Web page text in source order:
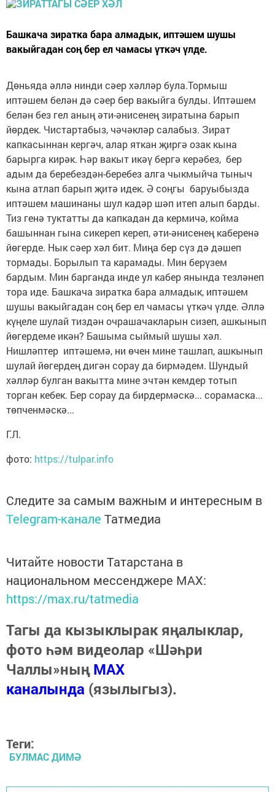
Башкача зиратка бара алмадык, иптәшем шушы
вакыйгадан соң бер ел чамасы үткәч үлде.
Дөньяда әллә нинди сәер хәлләр була.Тормыш
иптәшем белән дә сәер бер вакыйга булды. Иптәшем
белән без гел аның әти-әнисенең зиратына барып
йөрдек. Чистартабыз, чәчәкләр салабыз. Зират
капкасыннан кергәч, алар яткан җиргә озак кына
барырга кирәк. Һәр вакыт икәү бергә керәбез, бер
адым да беребездән-беребез алга чыкмыйча тыныч
кына атлап барып җитә идек. Ә соңгы баруыбызда
иптәшем машинаны шул кадәр шәп итеп алып барды.
Тиз генә туктатты да капкадан да кермичә, койма
башыннан гына сикереп кереп, әти-әнисенең каберенә
йөгерде. Нык сәер хәл бит. Миңа бер сүз дә дәшеп
тормады. Борылып та карамады. Мин берүзем
бардым. Мин барганда инде ул кабер янында тезләнеп
тора иде. Башкача зиратка бара алмадык, иптәшем
шушы вакыйгадан соң бер ел чамасы үткәч үлде. Әллә
күңеле шулай тиздән очрашачакларын сизеп, ашкынып
йөгердеме икән? Башыма сыймый шушы хәл.
Нишләптер иптәшемә, ни өчен мине ташлап, ашкынып
шулай йөгердең дигән сорау да бирмәдем. Шундый
хәлләр булган вакытта мине эчтән кемдер тотып
торган кебек. Бер сорау да бирдермәскә... сорамаска...
төпченмәскә...
Г.Л.
фото: https://tulpar.info
Следите за самым важным и интересным в
Telegram-канале Татмедиа
Читайте новости Татарстана в
национальном мессенджере MАХ:
https://max.ru/tatmedia
Тагы да кызыклырак яңалыклар,
фото һәм видеолар «Шәһри
Чаллы»ныңMAX
каналында (язылыгыз).
Теги:
БУЛМАС ДИМӘ